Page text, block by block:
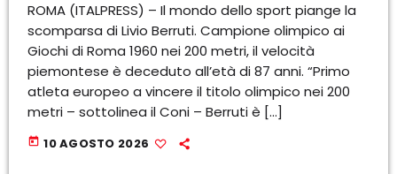
ROMA (ITALPRESS) – Il mondo dello sport piange la
scomparsa di Livio Berruti. Campione olimpico ai
Giochi di Roma 1960 nei 200 metri, il velocità
piemontese è deceduto all’età di 87 anni. “Primo
atleta europeo a vincere il titolo olimpico nei 200
metri – sottolinea il Coni – Berruti è […]
today 10 AGOSTO 2026